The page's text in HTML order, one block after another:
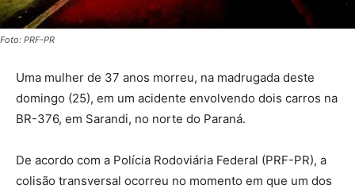
Foto: PRF-PR
Uma mulher de 37 anos morreu, na madrugada deste
domingo (25), em um acidente envolvendo dois carros na
BR-376, em Sarandi, no norte do Paraná.
De acordo com a Polícia Rodoviária Federal (PRF-PR), a
colisão transversal ocorreu no momento em que um dos